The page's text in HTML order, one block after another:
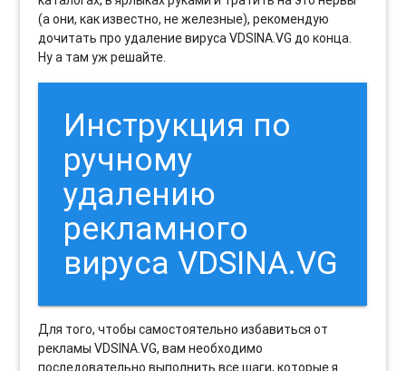
(а они, как известно, не железные), рекомендую
дочитать про удаление вируса VDSINA.VG до конца.
Ну а там уж решайте.
Инструкция по
ручному
удалению
рекламного
вируса VDSINA.VG
Для того, чтобы самостоятельно избавиться от
рекламы VDSINA.VG, вам необходимо
последовательно выполнить все шаги, которые я